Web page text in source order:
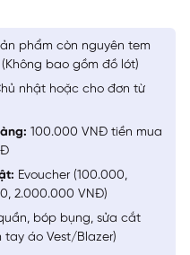
phẩm còn nguyên tem
bao gồm đồ lót)
nhật hoặc cho đơn từ
100.000 VNĐ tiền mua
Evoucher (100.000,
2.000.000 VNĐ)
bóp bụng, sửa cắt
áo Vest/Blazer)